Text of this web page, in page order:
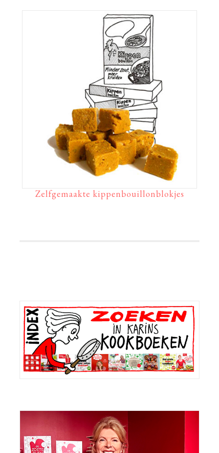
Zelfgemaakte kippenbouillonblokjes
Primaire
Sidebar